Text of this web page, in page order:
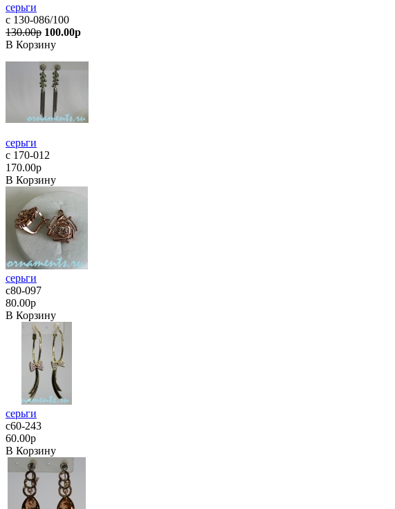
серьги
с 130-086/100
130.00р 100.00р
В Корзину
серьги
с 170-012
170.00р
В Корзину
серьги
с80-097
80.00р
В Корзину
серьги
с60-243
60.00р
В Корзину